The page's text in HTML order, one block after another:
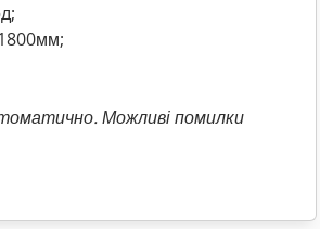
Можливі помилки